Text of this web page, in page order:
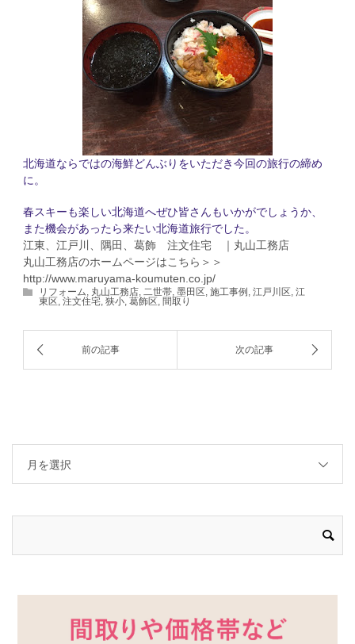
北海道ならではの海鮮どんぶりをいただき今回の旅行の締め
に。
春スキーも楽しい北海道へぜひ皆さんもいかがでしょうか、
また機会があったら来たい北海道旅行でした。
江東、江戸川、隅田、葛飾 注文住宅 ｜丸山工務店
丸山工務店のホームページはこちら＞＞
http://www.maruyama-koumuten.co.jp/
リフォーム 丸山工務店 二世帯 墨田区 施工事例 江戸川区 江
東区 注文住宅 狭小 葛飾区 間取り
月を選択